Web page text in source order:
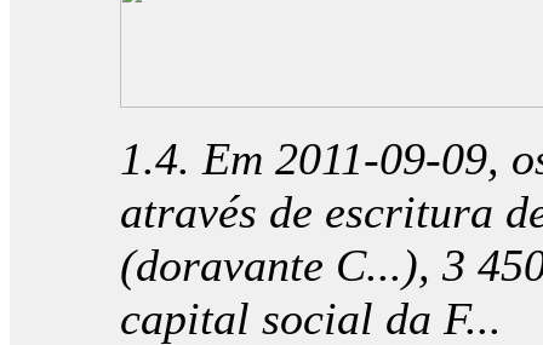
1.4. Em 2011-09-09,
através de escritura
(doravante C...), 3
capital social da F...